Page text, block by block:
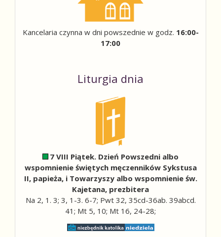
Kancelaria czynna w dni powszednie w godz. 16:00-
17:00
Liturgia dnia
7 VIII Piątek. Dzień Powszedni albo
wspomnienie świętych męczenników Sykstusa
II, papieża, i Towarzyszy albo wspomnienie św.
Kajetana, prezbitera
Na 2, 1. 3; 3, 1-3. 6-7; Pwt 32, 35cd-36ab. 39abcd.
41; Mt 5, 10; Mt 16, 24-28;